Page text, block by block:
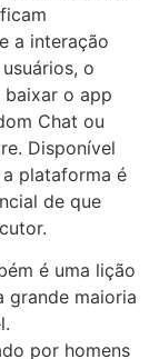
a interação
o
o app
Chat ou
Disponível
plataforma é
de que
é uma lição
grande maioria
por homens